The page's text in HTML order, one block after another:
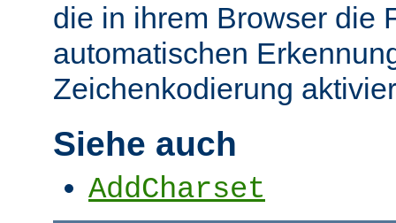
die in ihrem Browser die
automatischen
Zeichenkodierung
Siehe auch
AddCharset